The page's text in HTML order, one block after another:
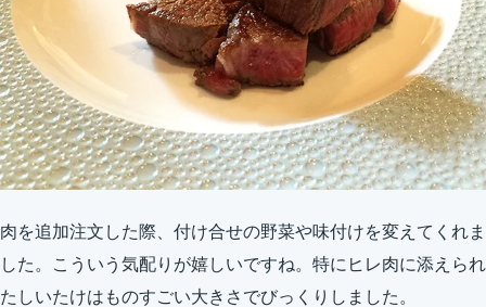
肉を追加注文した際、付け合せの野菜や味付けを変えてくれま
した。こういう気配りが嬉しいですね。特にヒレ肉に添えられ
たしいたけはものすごい大きさでびっくりしました。